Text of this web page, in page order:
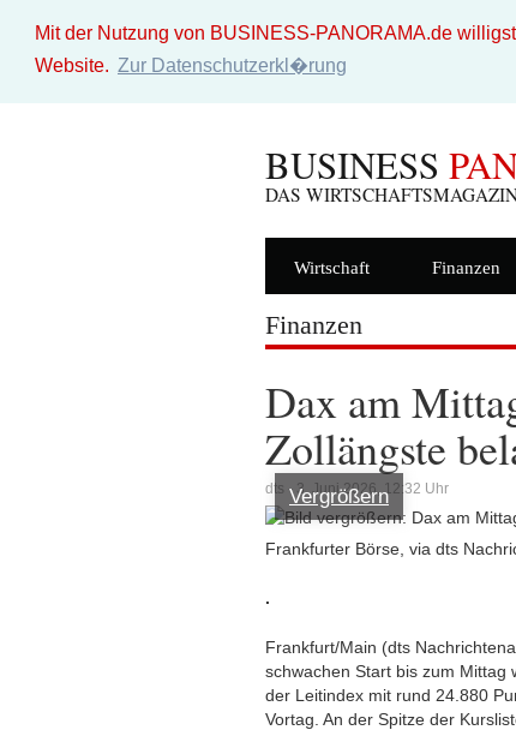
Mit der Nutzung von BUSINESS-PANORAMA.de
Website. Zur Datenschutzerkl�rung
BUSINESS
DAS
Wirtschaft Finanzen
Finanzen
Dax am
Zollängste
dts - 3. Juni 2026, 12:32 Uhr
Vergrößern
Frankfurter Börse, via dts
.
Frankfurt/Main (dts
schwachen Start bis zum Mittag
der Leitindex mit rund 24.880
Vortag. An der Spitze der